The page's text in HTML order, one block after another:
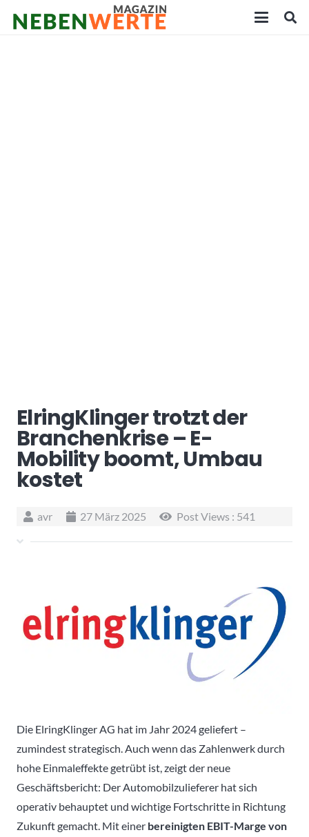
ElringKlinger trotzt der
Branchenkrise – E-
Mobility boomt, Umbau
kostet
avr 27 März 2025 Post Views : 541
Die ElringKlinger AG hat im Jahr 2024 geliefert –
zumindest strategisch. Auch wenn das Zahlenwerk durch
hohe Einmaleffekte getrübt ist, zeigt der neue
Geschäftsbericht: Der Automobilzulieferer hat sich
operativ behauptet und wichtige Fortschritte in Richtung
Zukunft gemacht. Mit einer bereinigten EBIT-Marge von